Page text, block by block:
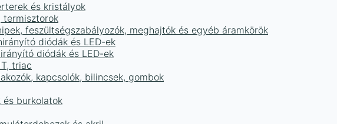
és kristályok
termisztorok
feszültségszabályozók, meghajtók és egyéb áramkörök
diódák és LED-ek
diódák és LED-ek
triac
kapcsolók, bilincsek, gombok
és burkolatok